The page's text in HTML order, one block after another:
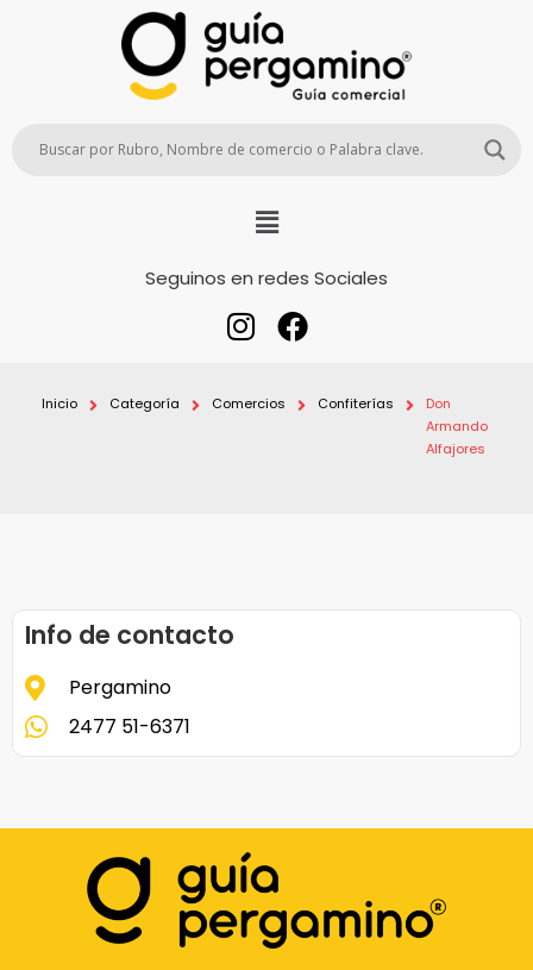
Seguinos en redes Sociales
Inicio Categoría Comercios Confiterías
Don
Armando
Alfajores
Info de contacto
Pergamino
2477 51-6371